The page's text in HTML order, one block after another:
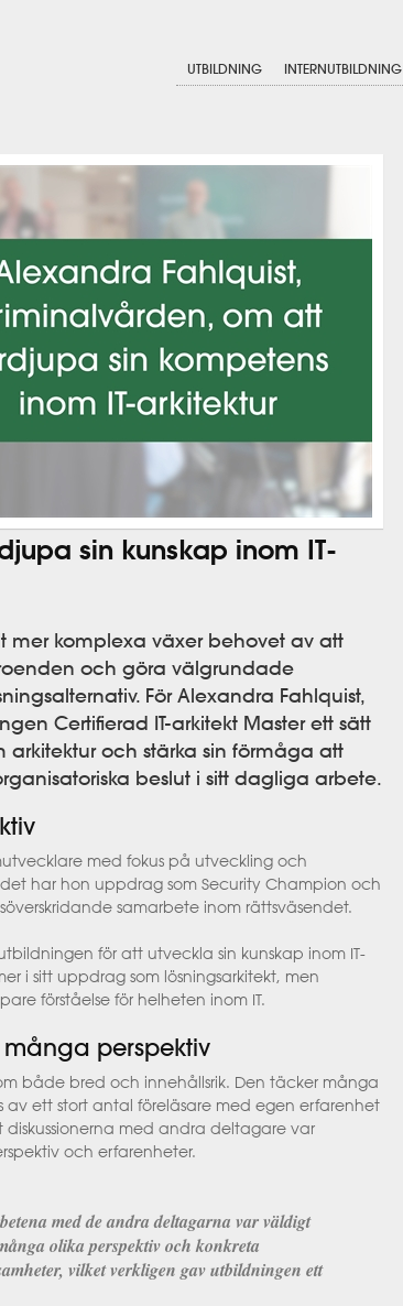
UTBILDNING INTERNUTBILDNING
sin kunskap inom IT-
mer komplexa växer behovet av att
och göra välgrundade
För Alexandra Fahlquist,
Certifierad IT-arkitekt Master ett sätt
arkitektur och stärka sin förmåga att
beslut i sitt dagliga arbete.
med fokus på utveckling och
har hon uppdrag som Security Champion och
samarbete inom rättsväsendet.
för att utveckla sin kunskap inom IT-
i sitt uppdrag som lösningsarkitekt, men
förståelse för helheten inom IT.
perspektiv
både bred och innehållsrik. Den täcker många
av ett stort antal föreläsare med egen erfarenhet
med andra deltagare var
och erfarenheter.
med de andra deltagarna var väldigt
olika perspektiv och konkreta
vilket verkligen gav utbildningen ett